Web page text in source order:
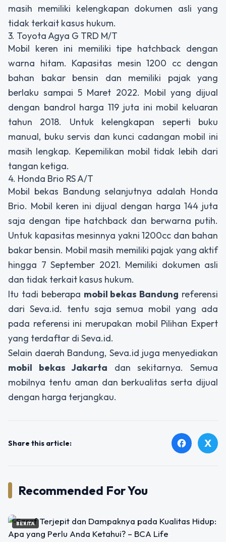
masih memiliki kelengkapan dokumen asli yang
tidak terkait kasus hukum.
3. Toyota Agya G TRD M/T
Mobil keren ini memiliki tipe hatchback dengan
warna hitam. Kapasitas mesin 1200 cc dengan
bahan bakar bensin dan memiliki pajak yang
berlaku sampai 5 Maret 2022. Mobil yang dijual
dengan bandrol harga 119 juta ini mobil keluaran
tahun 2018. Untuk kelengkapan seperti buku
manual, buku servis dan kunci cadangan mobil ini
masih lengkap. Kepemilikan mobil tidak lebih dari
tangan ketiga.
4. Honda Brio RS A/T
Mobil bekas Bandung selanjutnya adalah Honda
Brio. Mobil keren ini dijual dengan harga 144 juta
saja dengan tipe hatchback dan berwarna putih.
Untuk kapasitas mesinnya yakni 1200cc dan bahan
bakar bensin. Mobil masih memiliki pajak yang aktif
hingga 7 September 2021. Memiliki dokumen asli
dan tidak terkait kasus hukum.
Itu tadi beberapa mobil bekas Bandung referensi
dari Seva.id. tentu saja semua mobil yang ada
pada referensi ini merupakan mobil Pilihan Expert
yang terdaftar di Seva.id.
Selain daerah Bandung, Seva.id juga menyediakan
mobil bekas Jakarta dan sekitarnya. Semua
mobilnya tentu aman dan berkualitas serta dijual
dengan harga terjangkau.
Share this article: facebook X
Recommended For You
BERITA